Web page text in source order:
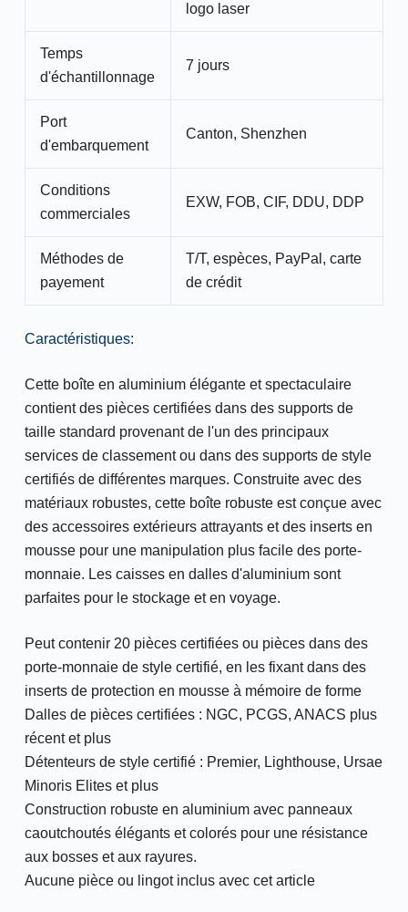
logo laser
Temps
d'échantillonnage
7 jours
Port
d'embarquement
Canton, Shenzhen
Conditions
commerciales
EXW, FOB, CIF, DDU, DDP
Méthodes de
payement
T/T, espèces, PayPal, carte
de crédit
Caractéristiques:
Cette boîte en aluminium élégante et spectaculaire
contient des pièces certifiées dans des supports de
taille standard provenant de l'un des principaux
services de classement ou dans des supports de style
certifiés de différentes marques. Construite avec des
matériaux robustes, cette boîte robuste est conçue avec
des accessoires extérieurs attrayants et des inserts en
mousse pour une manipulation plus facile des porte-
monnaie. Les caisses en dalles d'aluminium sont
parfaites pour le stockage et en voyage.
Peut contenir 20 pièces certifiées ou pièces dans des
porte-monnaie de style certifié, en les fixant dans des
inserts de protection en mousse à mémoire de forme
Dalles de pièces certifiées : NGC, PCGS, ANACS plus
récent et plus
Détenteurs de style certifié : Premier, Lighthouse, Ursae
Minoris Elites et plus
Construction robuste en aluminium avec panneaux
caoutchoutés élégants et colorés pour une résistance
aux bosses et aux rayures.
Aucune pièce ou lingot inclus avec cet article